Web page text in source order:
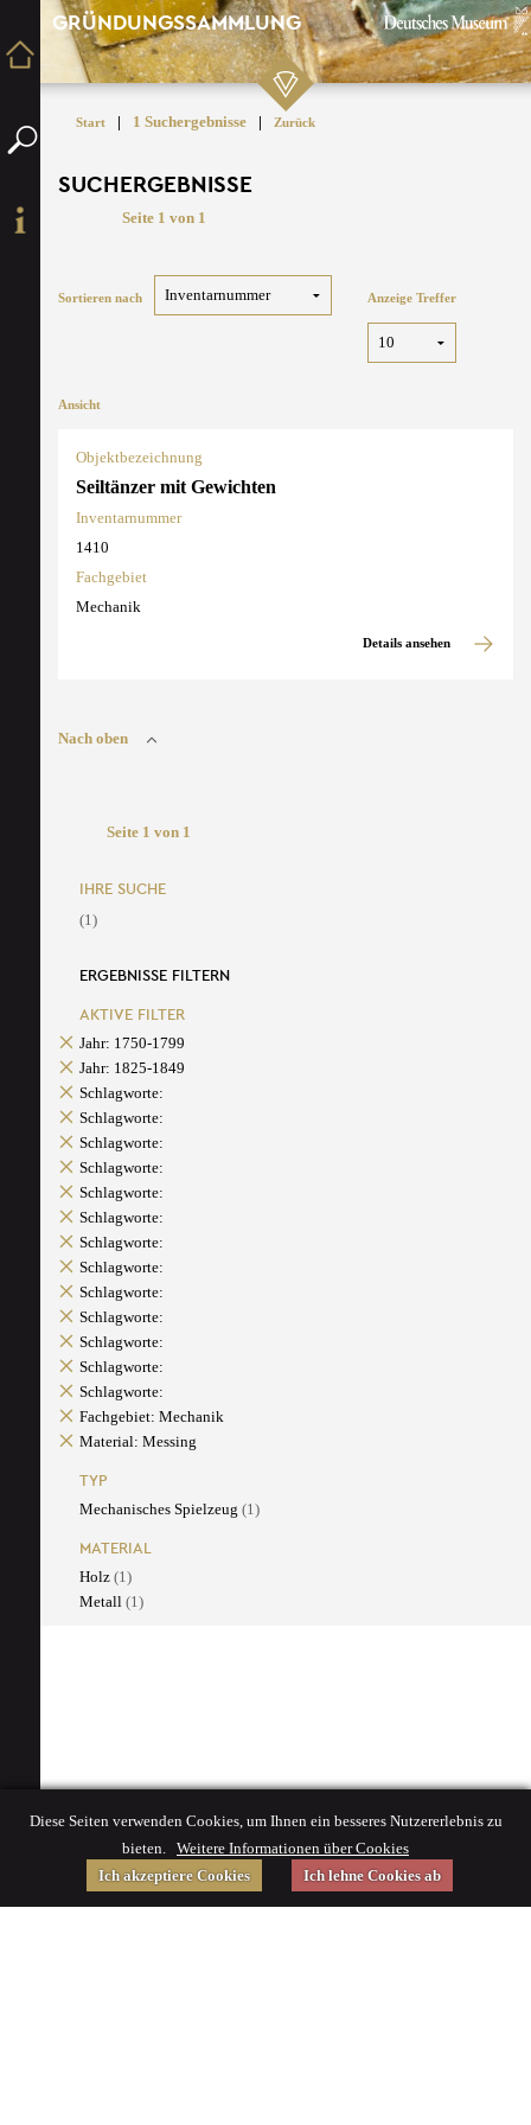
GRÜNDUNGSSAMMLUNG
Start | 1 Suchergebnisse | Zurück
SUCHERGEBNISSE
Seite 1 von 1
Sortieren nach Anzeige Treffer
Ansicht
Objektbezeichnung
Seiltänzer mit Gewichten
Inventarnummer
1410
Fachgebiet
Mechanik
Details ansehen
Nach oben
Seite 1 von 1
IHRE SUCHE
(1)
ERGEBNISSE FILTERN
AKTIVE FILTER
Jahr: 1750-1799
Jahr: 1825-1849
Schlagworte:
Schlagworte:
Schlagworte:
Schlagworte:
Schlagworte:
Schlagworte:
Schlagworte:
Schlagworte:
Schlagworte:
Schlagworte:
Schlagworte:
Schlagworte:
Schlagworte:
Fachgebiet: Mechanik
Material: Messing
TYP
Mechanisches Spielzeug (1)
MATERIAL
Holz (1)
Metall (1)
Diese Seiten verwenden Cookies, um Ihnen ein besseres Nutzererlebnis zu
bieten. Weitere Informationen über Cookies
Ich akzeptiere Cookies
Ich lehne Cookies ab